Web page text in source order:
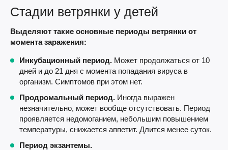
Стадии ветрянки у детей
Выделяют такие основные периоды ветрянки от
момента заражения:
Инкубационный период. Может продолжаться от 10
дней и до 21 дня с момента попадания вируса в
организм. Симптомов при этом нет.
Продромальный период. Иногда выражен
незначительно, может вообще отсутствовать. Период
проявляется недомоганием, небольшим повышением
температуры, снижается аппетит. Длится менее суток.
Период экзантемы.